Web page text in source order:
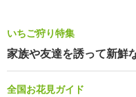
いちご狩り特集
家族や友達を誘って新鮮
全国お花見ガイド